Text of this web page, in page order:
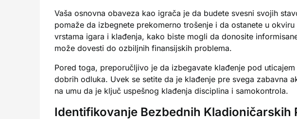
Vaša osnovna obaveza kao igrača je da budete svesni svojih
pomaže da izbegnete prekomerno trošenje i da ostanete u
vrstama igara i klađenja, kako biste mogli da donosite
može dovesti do ozbiljnih finansijskih problema.
Pored toga, preporučljivo je da izbegavate klađenje pod
dobrih odluka. Uvek se setite da je klađenje pre svega zabavna
na umu da je ključ uspešnog klađenja disciplina i samokontrola.
Identifikovanje Bezbednih Kladioničarskih